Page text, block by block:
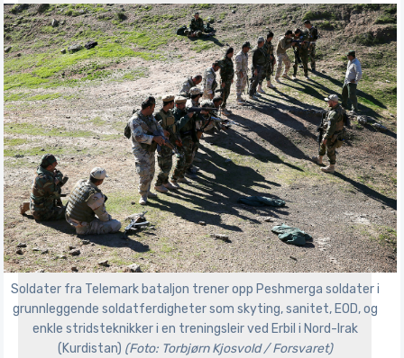
Soldater fra Telemark bataljon trener opp Peshmerga soldater i
grunnleggende soldatferdigheter som skyting, sanitet, EOD, og
enkle stridsteknikker i en treningsleir ved Erbil i Nord-Irak
(Kurdistan) (Foto: Torbjørn Kjosvold / Forsvaret)